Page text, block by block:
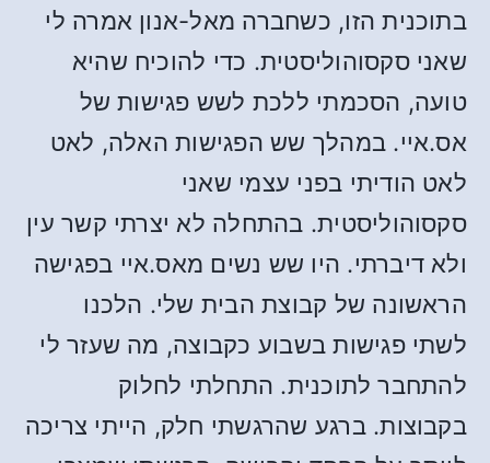
בתוכנית הזו, כשחברה מאל-אנון אמרה לי
שאני סקסוהוליסטית. כדי להוכיח שהיא
טועה, הסכמתי ללכת לשש פגישות של
אס.איי. במהלך שש הפגישות האלה, לאט
לאט הודיתי בפני עצמי שאני
סקסוהוליסטית. בהתחלה לא יצרתי קשר עין
ולא דיברתי. היו שש נשים מאס.איי בפגישה
הראשונה של קבוצת הבית שלי. הלכנו
לשתי פגישות בשבוע כקבוצה, מה שעזר לי
להתחבר לתוכנית. התחלתי לחלוק
בקבוצות. ברגע שהרגשתי חלק, הייתי צריכה